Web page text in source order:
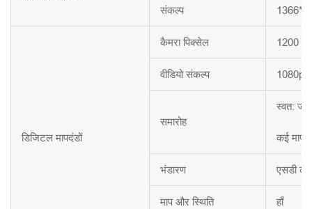
संकल्प
डिजिटल मापदंडों
कैमरा पिक्सेल 1200 W
वीडियो संकल्प 1080p/
समारोह
स्वत:
कई माप
भंडारण एसडी
माप और स्थिति हाँ